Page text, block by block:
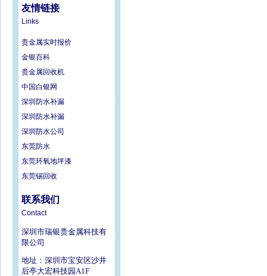
友情链接
Links
贵金属实时报价
金银百科
贵金属回收机
中国白银网
深圳防水补漏
深圳防水补漏
深圳防水公司
东莞防水
东莞环氧地坪漆
东莞锡回收
联系我们
Contact
深圳市瑞银贵金属科技有
限公司
地址：深圳市宝安区沙井
后亭大宏科技园A1F